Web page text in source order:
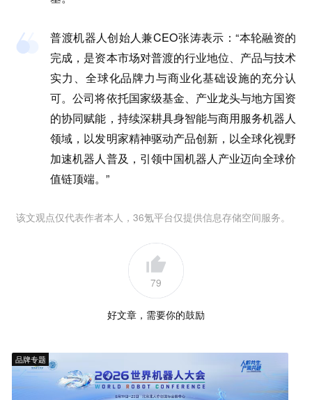
普渡机器人创始人兼CEO张涛表示：“本轮融资的
完成，是资本市场对普渡的行业地位、产品与技术
实力、全球化品牌力与商业化基础设施的充分认
可。公司将依托国家级基金、产业龙头与地方国资
的协同赋能，持续深耕具身智能与商用服务机器人
领域，以发明家精神驱动产品创新，以全球化视野
加速机器人普及，引领中国机器人产业迈向全球价
值链顶端。”
该文观点仅代表作者本人，36氪平台仅提供信息存储空间服务。
79
好文章，需要你的鼓励
品牌专题